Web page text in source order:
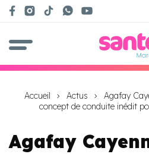
Accueil Actus
Agafay
concept de conduite inédit
Agafay